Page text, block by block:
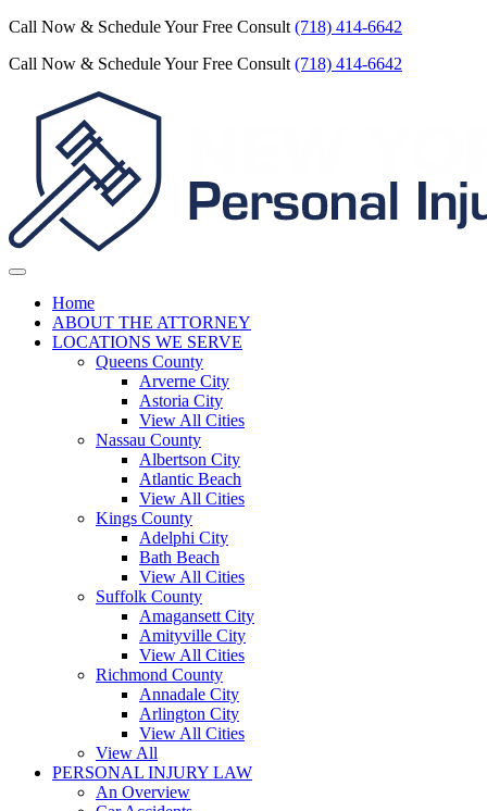
Call Now & Schedule Your Free Consult (718) 414-6642
Call Now & Schedule Your Free Consult (718) 414-6642
Home
ABOUT THE ATTORNEY
LOCATIONS WE SERVE
Queens County
Arverne City
Astoria City
View All Cities
Nassau County
Albertson City
Atlantic Beach
View All Cities
Kings County
Adelphi City
Bath Beach
View All Cities
Suffolk County
Amagansett City
Amityville City
View All Cities
Richmond County
Annadale City
Arlington City
View All Cities
View All
PERSONAL INJURY LAW
An Overview